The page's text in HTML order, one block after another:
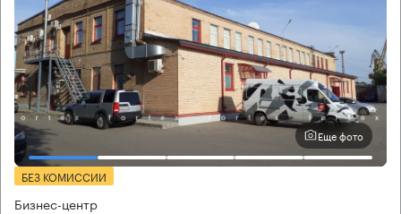
Еще фото
БЕЗ КОМИССИИ
Бизнес-центр